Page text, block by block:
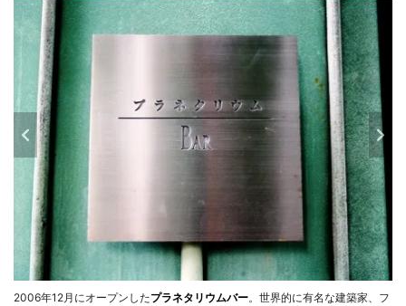
2006年12月にオープンしたプラネタリウムバー。世界的に有名な建築家、フ